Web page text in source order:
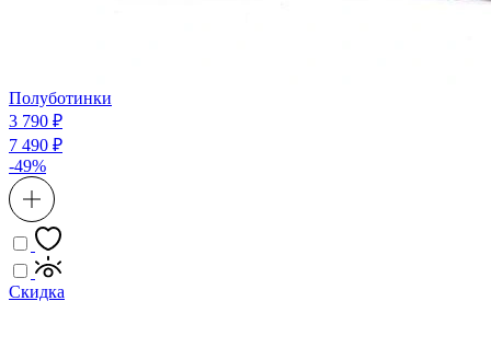
Полуботинки
3 790 ₽
7 490 ₽
-49%
Скидка